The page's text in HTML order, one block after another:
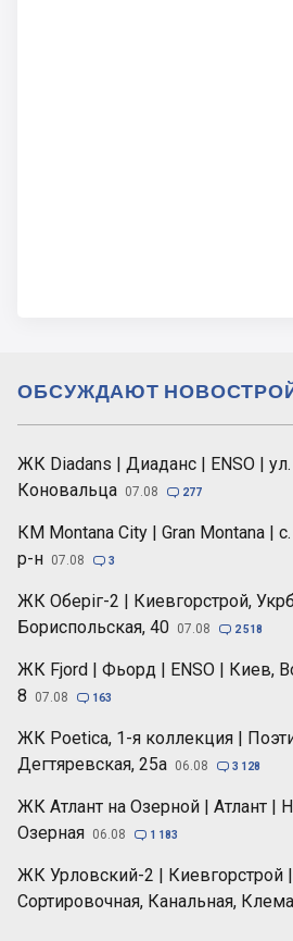
ЖК Diadans | Диаданс | ENSO |
Коновальца 07.08  277
КМ Montana City | Gran Montana |
р-н 07.08  3
ЖК Оберіг-2 | Киевгорстрой,
Бориспольская, 40 07.08  2 518
ЖК Fjord | Фьорд | ENSO | Киев,
8
07.08  163
ЖК Poetica, 1-я коллекция |
Дегтяревская, 25а 06.08  3 128
ЖК Атлант на Озерной | Атлант |
Озерная 06.08  1 183
ЖК Урловский-2 | Киевгорстрой
Сортировочная, Канальная,
ОБСУЖДАЮТ